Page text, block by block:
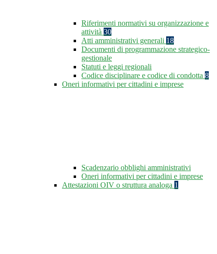
Riferimenti normativi su organizzazione e
attività 30
Atti amministrativi generali 18
Documenti di programmazione strategico-
gestionale
Statuti e leggi regionali
Codice disciplinare e codice di condotta 8
Oneri informativi per cittadini e imprese
Scadenzario obblighi amministrativi
Oneri informativi per cittadini e imprese
Attestazioni OIV o struttura analoga 1